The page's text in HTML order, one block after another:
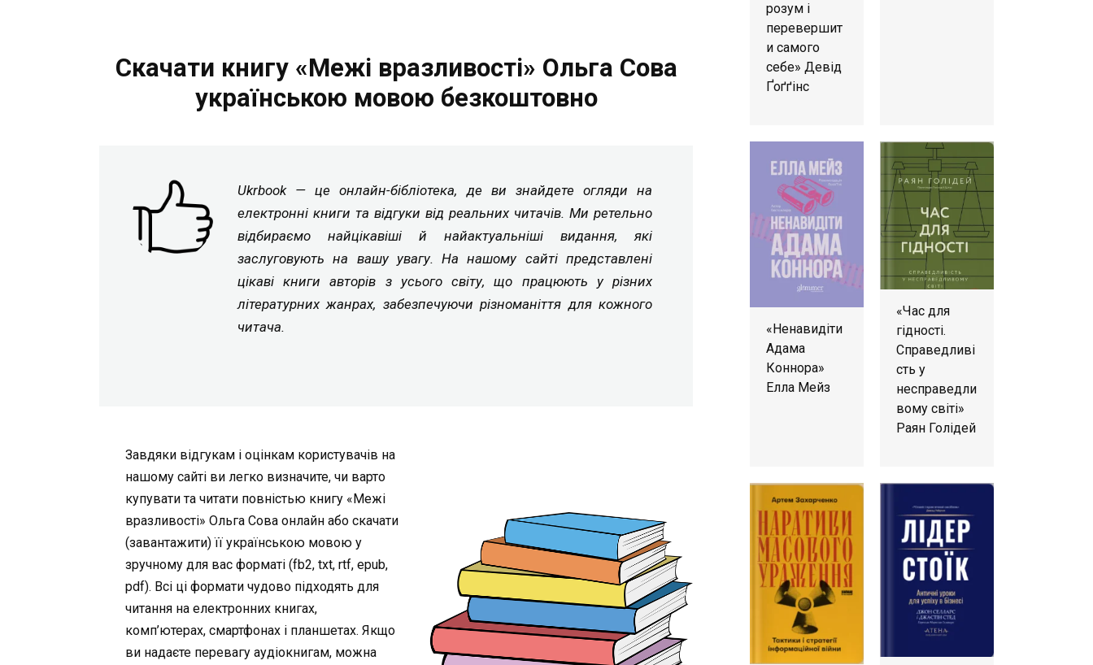
Скачати книгу «Межі вразливості» Ольга Сова
українською мовою безкоштовно
Ukrbook — це онлайн-бібліотека, де ви знайдете огляди на
електронні книги та відгуки від реальних читачів. Ми ретельно
відбираємо найцікавіші й найактуальніші видання, які
заслуговують на вашу увагу. На нашому сайті представлені
цікаві книги авторів з усього світу, що працюють у різних
літературних жанрах, забезпечуючи різноманіття для кожного
читача.
Завдяки відгукам і оцінкам користувачів на
нашому сайті ви легко визначите, чи варто
купувати та читати повністью книгу «Межі
вразливості» Ольга Сова онлайн або скачати
(завантажити) її українською мовою у
зручному для вас форматі (fb2, txt, rtf, epub,
pdf). Всі ці формати чудово підходять для
читання на електронних книгах,
комп’ютерах, смартфонах і планшетах. Якщо
ви надаєте перевагу аудіокнигам, можна
розум і
перевершит
и самого
себе» Девід
Ґоґґінс
«Ненавидіти
Адама
Коннора»
Елла Мейз
«Час для
гідності.
Справедливі
сть у
несправедли
вому світі»
Раян Голідей